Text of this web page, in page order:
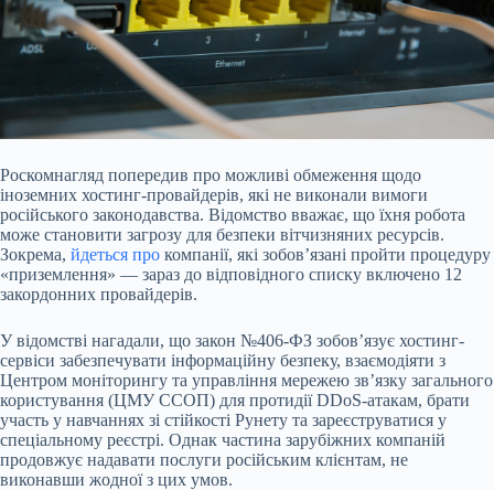
Роскомнагляд попередив про можливі обмеження щодо
іноземних хостинг-провайдерів, які не виконали вимоги
російського законодавства. Відомство вважає, що їхня робота
може становити загрозу для безпеки вітчизняних ресурсів.
Зокрема, йдеться про компанії, які зобов’язані пройти процедуру
«приземлення» — зараз до відповідного списку включено 12
закордонних провайдерів.
У відомстві нагадали, що закон №406-ФЗ зобов’язує хостинг-
сервіси забезпечувати інформаційну безпеку, взаємодіяти з
Центром моніторингу та управління мережею зв’язку загального
користування (ЦМУ ССОП) для протидії DDoS-атакам, брати
участь у навчаннях зі стійкості Рунету та зареєструватися у
спеціальному реєстрі. Однак частина зарубіжних компаній
продовжує надавати послуги російським клієнтам, не
виконавши жодної з цих умов.